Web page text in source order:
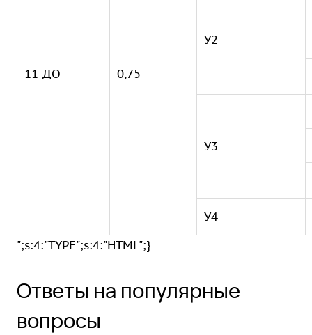
11-ДО 0,75
У2
У3
У4
";s:4:"TYPE";s:4:"HTML";}
Ответы на популярные
вопросы